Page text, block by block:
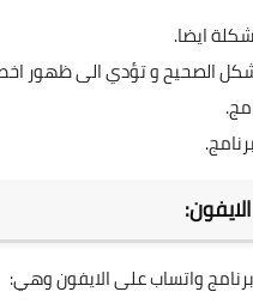
ايضا.
واتساب على الايفون وهي: